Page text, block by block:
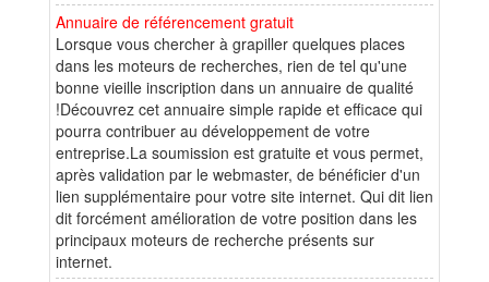
Annuaire de référencement gratuit
Lorsque vous chercher à grapiller quelques places
dans les moteurs de recherches, rien de tel qu'une
bonne vieille inscription dans un annuaire de qualité
!Découvrez cet annuaire simple rapide et efficace qui
pourra contribuer au développement de votre
entreprise.La soumission est gratuite et vous permet,
après validation par le webmaster, de bénéficier d'un
lien supplémentaire pour votre site internet. Qui dit lien
dit forcément amélioration de votre position dans les
principaux moteurs de recherche présents sur
internet.